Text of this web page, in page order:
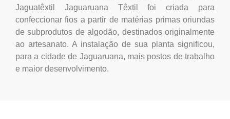
Jaguatêxtil Jaguaruana Têxtil foi criada para
confeccionar fios a partir de matérias primas oriundas
de subprodutos de algodão, destinados originalmente
ao artesanato. A instalação de sua planta significou,
para a cidade de Jaguaruana, mais postos de trabalho
e maior desenvolvimento.